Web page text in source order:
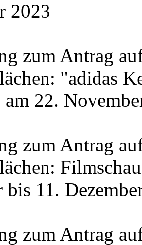
2023
zum Antrag
"adidas
22.
zum Antrag
bis 11.
zum Antrag